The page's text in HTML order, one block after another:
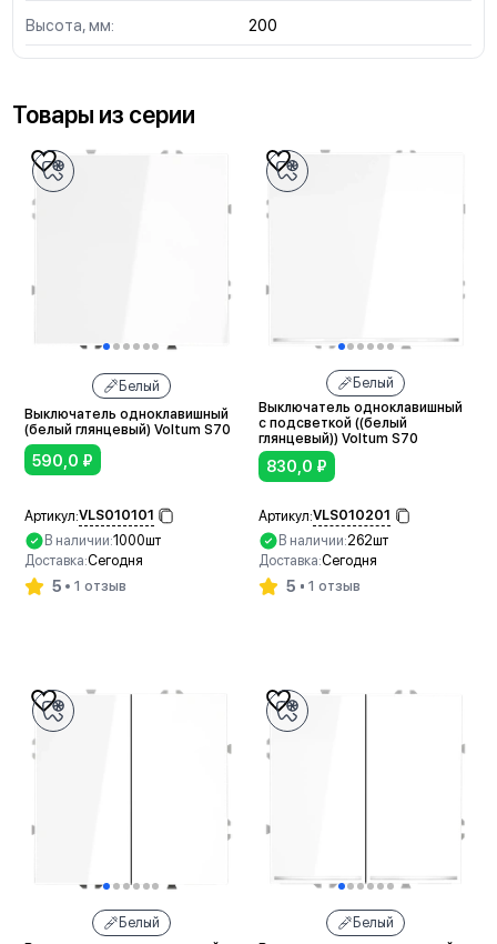
Высота, мм: 200
Товары из серии
Белый
Выключатель одноклавишный
(белый глянцевый) Voltum S70
590,0 ₽
Артикул:VLS010101
В наличии:1000шт
Доставка:Сегодня
5 1 отзыв
Белый
Выключатель одноклавишный
с подсветкой ((белый
глянцевый)) Voltum S70
830,0 ₽
Артикул:VLS010201
В наличии:262шт
Доставка:Сегодня
5 1 отзыв
Белый
Белый